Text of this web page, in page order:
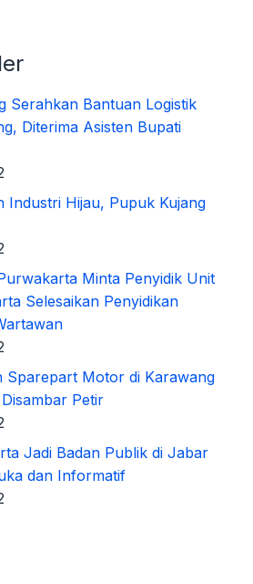
Serahkan Bantuan Logistik
Diterima Asisten Bupati
Industri Hijau, Pupuk Kujang
Minta Penyidik Unit
Selesaikan Penyidikan
Sparepart Motor di Karawang
Petir
Jadi Badan Publik di Jabar
dan Informatif